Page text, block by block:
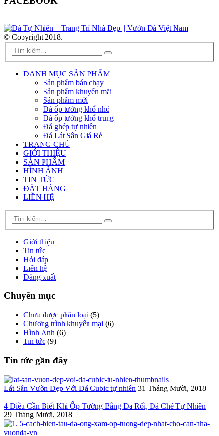
© Copyright 2018.
DANH MỤC SẢN PHẨM
Sản phẩm bán chạy
Sản phẩm khuyến mãi
Sản phẩm mới
Đá ốp tường khổ nhỏ
Đá ốp tường khổ trung
Đá ghép tự nhiên
Đá Lát Sân Giá Rẻ
TRANG CHỦ
GIỚI THIỆU
SẢN PHẨM
HÌNH ẢNH
TIN TỨC
ĐẶT HÀNG
LIÊN HỆ
Giới thiệu
Tin tức
Hỏi đáp
Liên hệ
Đăng xuất
Chuyên mục
Chưa được phân loại (5)
Chương trình khuyến mại (6)
Hình Ảnh (6)
Tin tức (9)
Tin tức gần đây
Lát Sân Vườn Đẹp Với Đá Cubic tự nhiên 31 Tháng Mười, 2018
4 Điều Cần Biết Khi Ốp Tường Bằng Đá Rối, Đá Chẻ Tự Nhiên
29 Tháng Mười, 2018